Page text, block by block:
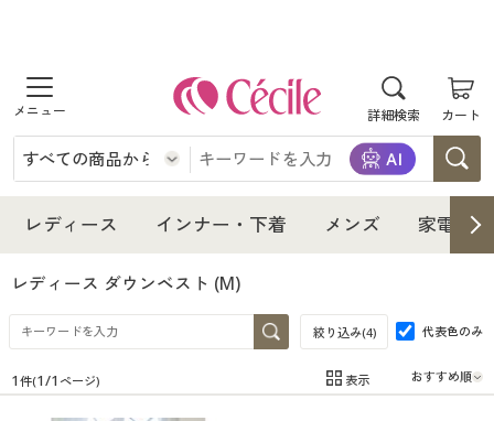
詳細検索 カート
商品を探す
レディース
レディースファッション
女性下着
インナー・下着
インナー・下着通販すべて
女性下着
メンズ下着
メンズ
メンズ通販すべて
メンズファッション
家電・雑貨
家電・雑貨すべて
寝具・インテリア・家具
レディース インナー・下着 メンズ 家電・
レディース ダウンベスト (M)
絞り込み(4) 代表色のみ
在庫 在庫のある商品のみ表示
1 件(1/1 ページ) 表示